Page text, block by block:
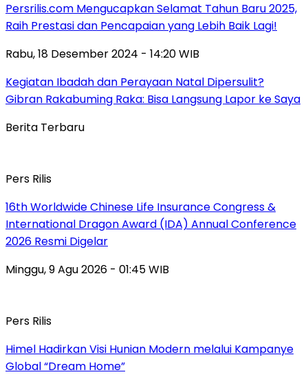
Persrilis.com Mengucapkan Selamat Tahun Baru 2025,
Raih Prestasi dan Pencapaian yang Lebih Baik Lagi!
Rabu, 18 Desember 2024 - 14:20 WIB
Kegiatan Ibadah dan Perayaan Natal Dipersulit?
Gibran Rakabuming Raka: Bisa Langsung Lapor ke Saya
Berita Terbaru
Pers Rilis
16th Worldwide Chinese Life Insurance Congress &
International Dragon Award (IDA) Annual Conference
2026 Resmi Digelar
Minggu, 9 Agu 2026 - 01:45 WIB
Pers Rilis
Himel Hadirkan Visi Hunian Modern melalui Kampanye
Global “Dream Home”